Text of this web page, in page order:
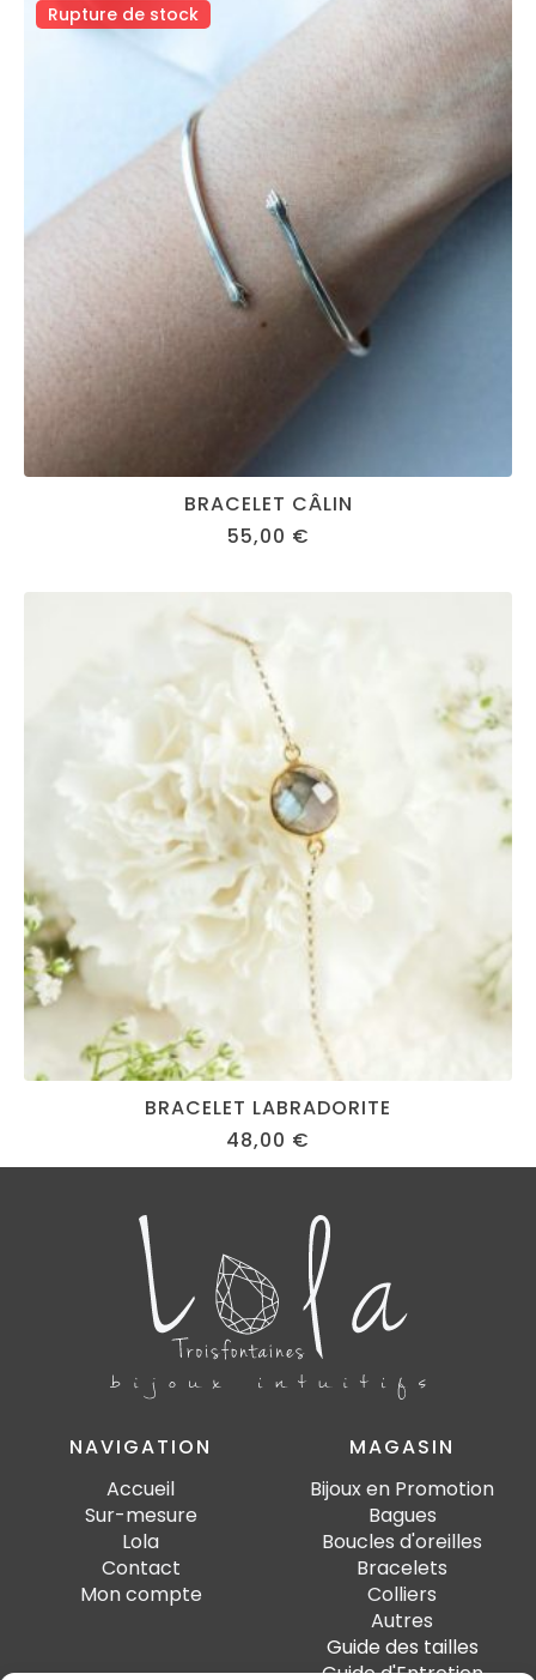
Rupture de stock
BRACELET CÂLIN
55,00 €
BRACELET LABRADORITE
48,00 €
NAVIGATION
Accueil
Sur-mesure
Lola
Contact
Mon compte
MAGASIN
Bijoux en Promotion
Bagues
Boucles d'oreilles
Bracelets
Colliers
Autres
Guide des tailles
Guide d'Entretien